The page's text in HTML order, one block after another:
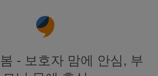
- 보호자 맘에 안심, 부